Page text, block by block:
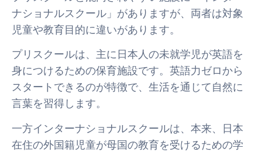
ナショナルスクール」がありますが、両者は対象
児童や教育目的に違いがあります。
プリスクールは、主に日本人の未就学児が英語を
身につけるための保育施設です。英語力ゼロから
スタートできるのが特徴で、生活を通じて自然に
言葉を習得します。
一方インターナショナルスクールは、本来、日本
在住の外国籍児童が母国の教育を受けるための学